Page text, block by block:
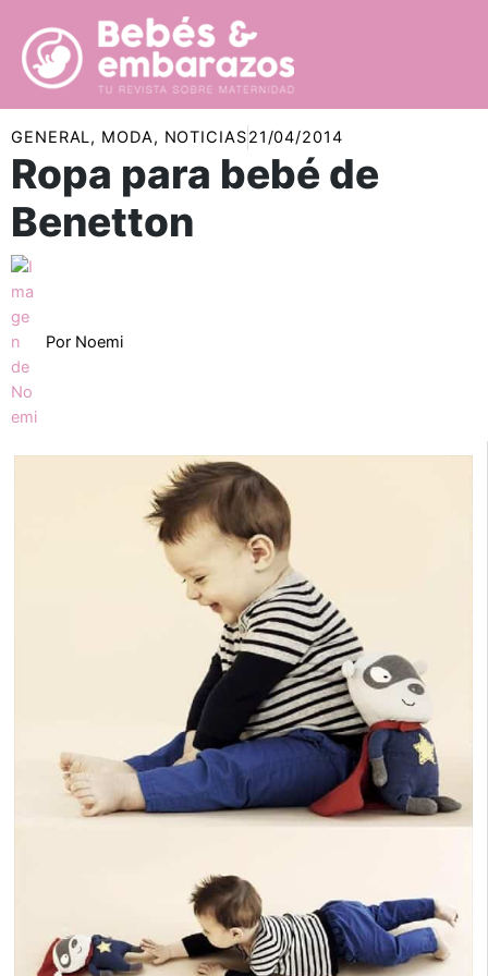
contenido
GENERAL, MODA, NOTICIAS21/04/2014
Ropa para bebé de
Benetton
Por Noemi